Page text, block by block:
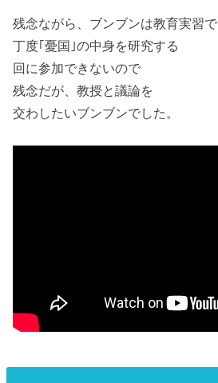
残念ながら、ブンブンは教育実習で
丁度｢憂国｣の中身を研究する
回に参加できないので
残念だが、教授と議論を
交わしたいブンブンでした。